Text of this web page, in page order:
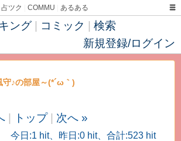
占ツク COMMU あるある
ング コミック
検索
新規登録/ログイン
♪の部屋～(*´ω｀)
トップ 次へ »
今日:1 hit、昨日:0 hit、合計:523 hit